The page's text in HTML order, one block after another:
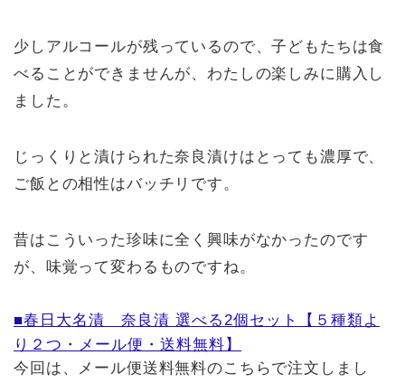
少しアルコールが残っているので、子どもたちは食
べることができませんが、わたしの楽しみに購入し
ました。
じっくりと漬けられた奈良漬けはとっても濃厚で、
ご飯との相性はバッチリです。
昔はこういった珍味に全く興味がなかったのです
が、味覚って変わるものですね。
■春日大名漬 奈良漬 選べる2個セット【５種類よ
り２つ・メール便・送料無料】
今回は、メール便送料無料のこちらで注文しまし